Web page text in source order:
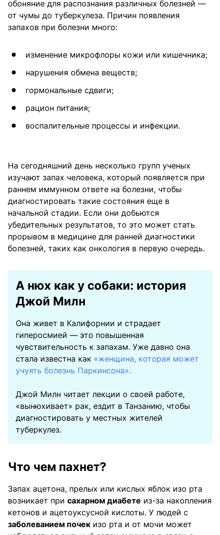
обоняние для распознания различных болезней —
от чумы до туберкулеза. Причин появления
запахов при болезни много:
изменение микрофлоры кожи или кишечника;
нарушения обмена веществ;
гормональные сдвиги;
рацион питания;
воспалительные процессы и инфекции.
На сегодняшний день несколько групп ученых
изучают запах человека, который появляется при
раннем иммунном ответе на болезни, чтобы
диагностировать такие состояния еще в
начальной стадии. Если они добьются
убедительных результатов, то это может стать
прорывом в медицине для ранней диагностики
болезней, таких как онкология в первую очередь.
А нюх как у собаки: история
Джой Милн
Она живет в Калифорнии и страдает
гиперосмией — это повышенная
чувствительность к запахам. Уже давно она
стала известна как «женщина, которая может
учуять болезнь Паркинсона».
Джой Милн читает лекции о своей работе,
«вынюхивает» рак, ездит в Танзанию, чтобы
диагностировать у местных жителей
туберкулез.
Что чем пахнет?
Запах ацетона, прелых или кислых яблок изо рта
возникает при сахарном диабете из-за накопления
кетонов и ацетоуксусной кислоты. У людей с
заболеванием почек изо рта и от мочи может